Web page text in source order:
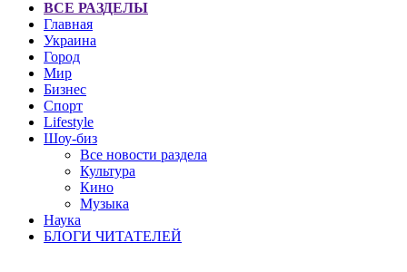
ВСЕ РАЗДЕЛЫ
Главная
Украина
Город
Мир
Бизнес
Спорт
Lifestyle
Шоу-биз
Все новости раздела
Культура
Кино
Музыка
Наука
БЛОГИ ЧИТАТЕЛЕЙ